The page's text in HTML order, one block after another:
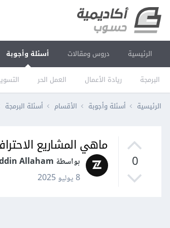
الرئيسية دروس ومقالات أسئلة وأجوبة
البرمجة ريادة الأعمال العمل الحر
الرئيسية أسئلة وأجوبة الأقسام أسئلة البرمجة
0
ماهي المشاريع
بواسطة Zen Eddin Allaham
8 يوليو 2025